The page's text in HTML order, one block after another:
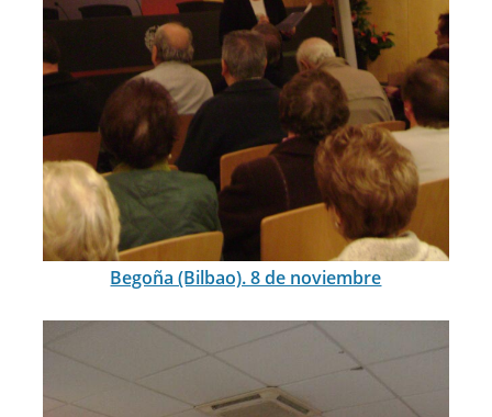
Begoña (Bilbao). 8 de noviembre